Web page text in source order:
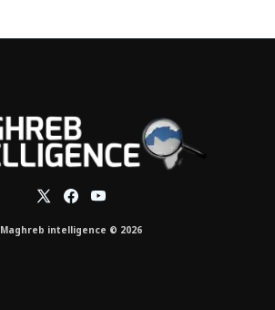
Maghreb intelligence © 2026